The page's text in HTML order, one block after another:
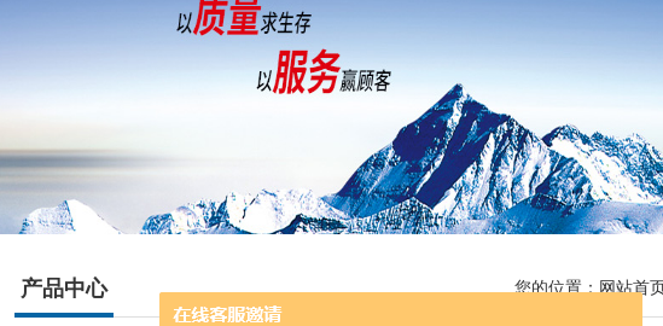
产品中心 您的位置： 网站首